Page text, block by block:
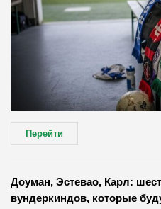
Перейти
Доуман, Эстевао, Карл:
вундеркиндов, которые